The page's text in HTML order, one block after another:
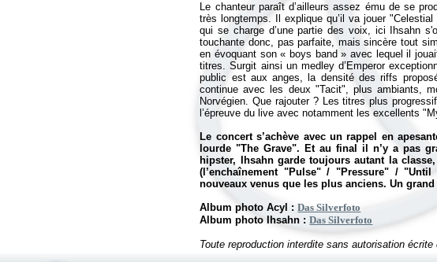
Le chanteur paraît d’ailleurs assez ému de se
très longtemps. Il explique qu’il va jouer
qui se charge d’une partie des voix, ici Ihsahn
touchante donc, pas parfaite, mais sincère tout
en évoquant son « boys band» avec lequel il
titres. Surgit ainsi un medley d’Emperor
public est aux anges, la densité des riffs
continue avec les deux "Tacit", plus ambiants,
Norvégien. Que rajouter ? Les titres plus progressif
l’épreuve du live avec notamment les excellents
Le concert s’achève avec un rappel en
lourde "The Grave". Et au final il n’y a pas
hipster, Ihsahn garde toujours autant la
(l’enchaînement "Pulse" / "Pressure" /
nouveaux venus que les plus anciens. Un
Album photo Acyl :Das Silverfoto
Album photo Ihsahn :Das Silverfoto
Toute reproduction interdite sans autorisation écrite